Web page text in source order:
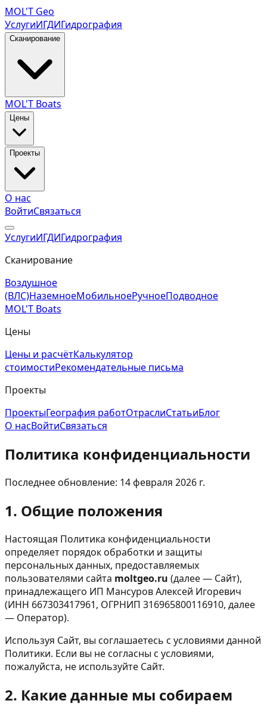
MOL'T Geo
УслугиИГДИГидрография
Сканирование
MOL'T Boats
Цены
Проекты
О нас
ВойтиСвязаться
УслугиИГДИГидрография
Сканирование
Воздушное
(ВЛС)НаземноеМобильноеРучноеПодводное
MOL'T Boats
Цены
Цены и расчётКалькулятор
стоимостиРекомендательные письма
Проекты
ПроектыГеография работОтраслиСтатьиБлог
О насВойтиСвязаться
Политика конфиденциальности
Последнее обновление: 14 февраля 2026 г.
1. Общие положения
Настоящая Политика конфиденциальности
определяет порядок обработки и защиты
персональных данных, предоставляемых
пользователями сайта moltgeo.ru (далее — Сайт),
принадлежащего ИП Мансуров Алексей Игоревич
(ИНН 667303417961, ОГРНИП 316965800116910, далее
— Оператор).
Используя Сайт, вы соглашаетесь с условиями данной
Политики. Если вы не согласны с условиями,
пожалуйста, не используйте Сайт.
2. Какие данные мы собираем